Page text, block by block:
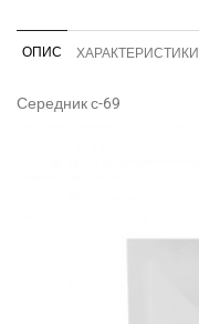
ОПИС ХАРАКТЕРИСТИКИ
Середник с-69